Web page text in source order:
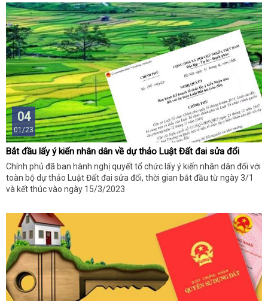
04
01/23
Bắt đầu lấy ý kiến nhân dân về dự thảo Luật Đất đai sửa đổi
Chính phủ đã ban hành nghị quyết tổ chức lấy ý kiến nhân dân đối với
toàn bộ dự thảo Luật Đất đai sửa đổi, thời gian bắt đầu từ ngày 3/1
và kết thúc vào ngày 15/3/2023